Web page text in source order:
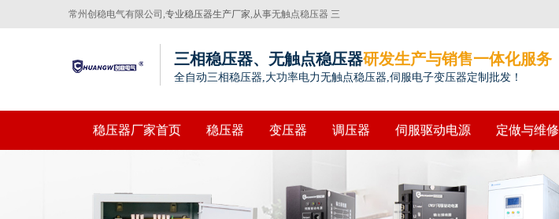
常州创稳电气有限公司,专业稳压器生产厂家,从事无触点稳压器 三
相稳压器，伺服电子变压器生产20年
三相稳压器、无触点稳压器研发生产与销售一体化服务
全自动三相稳压器,大功率电力无触点稳压器,伺服电子变压器定制批发！
稳压器厂家首页 稳压器 变压器 调压器 伺服驱动电源 定做与维修